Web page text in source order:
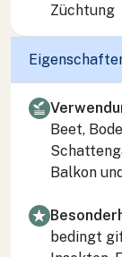
Züchtung
Beet,
Balkon
bedingt